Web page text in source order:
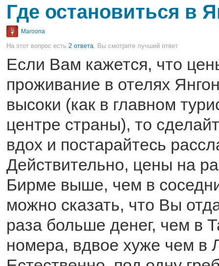
Где остановиться в
Maroona
На этот вопрос есть 2 ответа , Вы смотрите лучший ответ
Если Вам кажется, что
проживание в отелях
высоки (как в главном
центре страны), то
вдох и постарайтесь
Действительно, цены на
Бирме выше, чем в
можно сказать, что Вы
раза больше денег, чем в
номера, вдвое хуже чем в